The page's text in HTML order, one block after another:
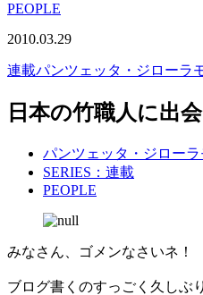
PEOPLE
2010.03.29
連載パンツェッタ・ジローラ
日本の竹職人に出
パンツェッタ・ジロー
SERIES：連載
PEOPLE
みなさん、ゴメンなさいネ！
ブログ書くのすっごく久しぶ